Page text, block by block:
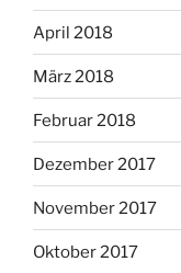
April 2018
März 2018
Februar 2018
Dezember 2017
November 2017
Oktober 2017